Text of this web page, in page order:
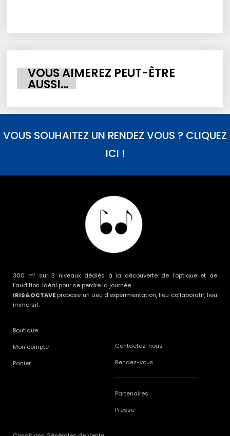
VOUS AIMEREZ PEUT-ÊTRE
AUSSI…
VOUS SOUHAITEZ UN RENDEZ VOUS ? CLIQUEZ
ICI !
300 m² sur 3 niveaux dédiés à la découverte de l’optique et de
l’audition. Idéal pour se perdre la journée.
IRIS&OCTAVE propose un Lieu d’expérimentation, lieu collaboratif, lieu
immersif.
Boutique
Mon compte
Panier
Contactez-nous
Rendez-vous
Partenaires
Presse